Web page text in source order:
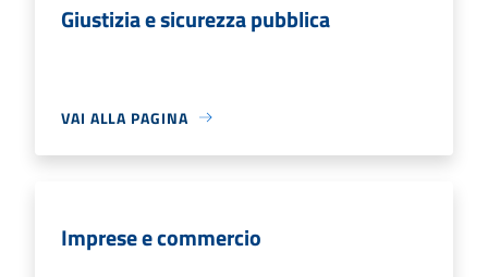
Giustizia e sicurezza pubblica
VAI ALLA PAGINA
Imprese e commercio